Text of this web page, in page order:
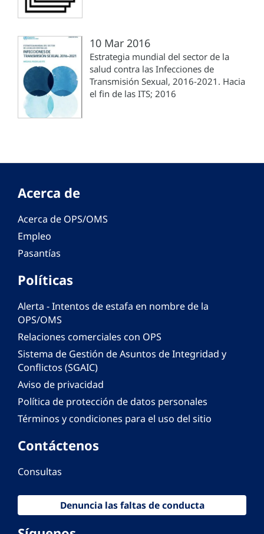
10 Mar 2016
Estrategia mundial del sector de la
salud contra las Infecciones de
Transmisión Sexual, 2016-2021. Hacia
el fin de las ITS; 2016
Acerca de
Acerca de OPS/OMS
Empleo
Pasantías
Políticas
Alerta - Intentos de estafa en nombre de la
OPS/OMS
Relaciones comerciales con OPS
Sistema de Gestión de Asuntos de Integridad y
Conflictos (SGAIC)
Aviso de privacidad
Política de protección de datos personales
Términos y condiciones para el uso del sitio
Contáctenos
Consultas
Denuncia las faltas de conducta